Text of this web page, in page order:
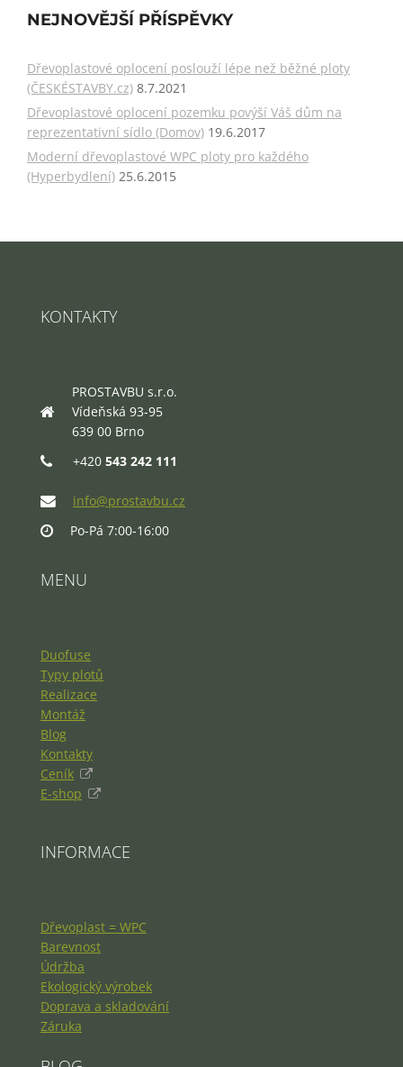
NEJNOVĚJŠÍ PŘÍSPĚVKY
Dřevoplastové oplocení poslouží lépe než běžné ploty
(ČESKÉSTAVBY.cz) 8.7.2021
Dřevoplastové oplocení pozemku povýší Váš dům na
reprezentativní sídlo (Domov) 19.6.2017
Moderní dřevoplastové WPC ploty pro každého
(Hyperbydlení) 25.6.2015
KONTAKTY
PROSTAVBU s.r.o.
Vídeňská 93-95
639 00 Brno
+420 543 242 111
info@prostavbu.cz
Po-Pá 7:00-16:00
MENU
Duofuse
Typy plotů
Realizace
Montáž
Blog
Kontakty
Ceník
E-shop
INFORMACE
Dřevoplast = WPC
Barevnost
Údržba
Ekologický výrobek
Doprava a skladování
Záruka